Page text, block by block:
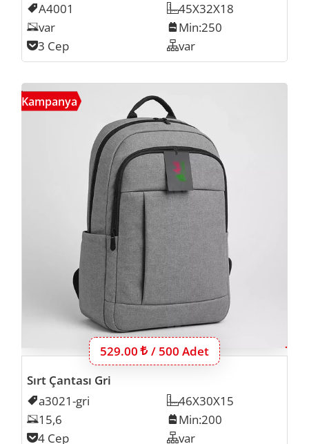
Kodu
A4001 Ölçü
45X32X18
Laptop Inch
var Min. İmalat
Min:250
Cep Sayısı
3 Cep Organizer
var
Kampanya
Bu ürünün 500 adet için fiyatı:
529.00 Lira
/ 500 Adet
Sırt Çantası Gri
Kodu
a3021-gri Ölçü
46X30X15
Laptop Inch
15,6 Min. İmalat
Min:200
Cep Sayısı
4 Cep Organizer
var